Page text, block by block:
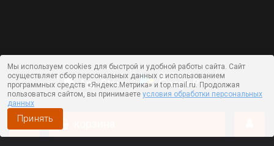
Мы используем cookies для быстрой и удобной работы сайта. Сайт
осуществляет сбор персональных данных с использованием
программных средств «Яндекс.Метрика» и top.mail.ru. Продолжая
пользоваться сайтом, вы принимаете условия обработки персональных
данных
Принять